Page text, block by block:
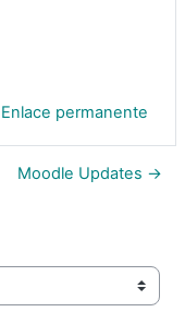
Enlace permanente
Moodle Updates →